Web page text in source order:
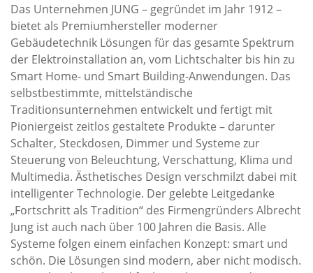
Das Unternehmen JUNG – gegründet im Jahr 1912 –
bietet als Premiumhersteller moderner
Gebäudetechnik Lösungen für das gesamte Spektrum
der Elektroinstallation an, vom Lichtschalter bis hin zu
Smart Home- und Smart Building-Anwendungen. Das
selbstbestimmte, mittelständische
Traditionsunternehmen entwickelt und fertigt mit
Pioniergeist zeitlos gestaltete Produkte – darunter
Schalter, Steckdosen, Dimmer und Systeme zur
Steuerung von Beleuchtung, Verschattung, Klima und
Multimedia. Ästhetisches Design verschmilzt dabei mit
intelligenter Technologie. Der gelebte Leitgedanke
„Fortschritt als Tradition“ des Firmengründers Albrecht
Jung ist auch nach über 100 Jahren die Basis. Alle
Systeme folgen einem einfachen Konzept: smart und
schön. Die Lösungen sind modern, aber nicht modisch.